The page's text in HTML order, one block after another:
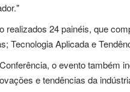
realizados 24 painéis, que
Tecnologia Aplicada e
o evento também
e tendências da